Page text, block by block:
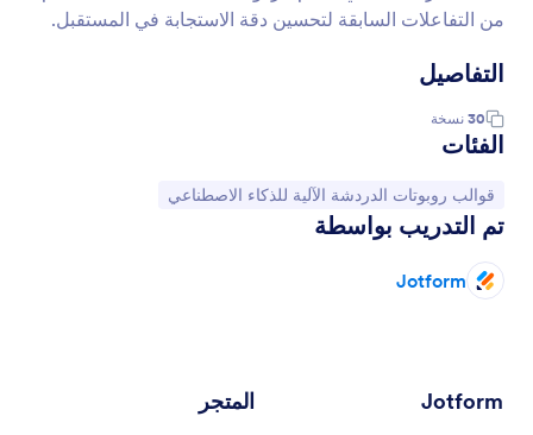
من التفاعلات السابقة لتحسين دقة الاستجابة في المستقبل.
التفاصيل
30 نسخة
الفئات
انتقل إلى الفئة:
قوالب روبوتات الدردشة الآلية للذكاء الاصطناعي
تم التدريب بواسطة
Jotform
Jotform المتجر